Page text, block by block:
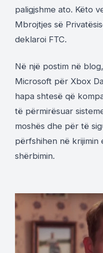
paligjshme ato. Këto
Mbrojtjes së
deklaroi FTC.
Në një postim në
Microsoft për Xbox
hapa shtesë që
të përmirësuar
moshës dhe për të
përfshihen në krijimin
shërbimin.